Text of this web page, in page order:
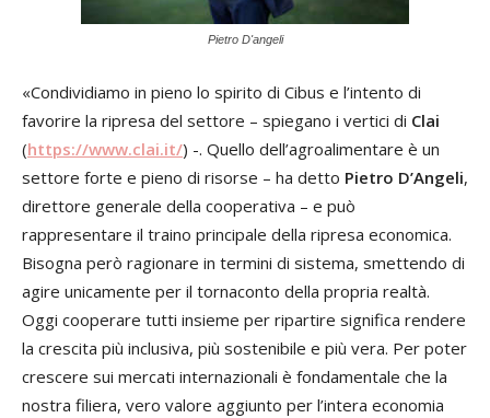
Pietro D'angeli
«Condividiamo in pieno lo spirito di Cibus e l’intento di
favorire la ripresa del settore – spiegano i vertici di Clai
(https://www.clai.it/) -. Quello dell’agroalimentare è un
settore forte e pieno di risorse – ha detto Pietro D’Angeli,
direttore generale della cooperativa – e può
rappresentare il traino principale della ripresa economica.
Bisogna però ragionare in termini di sistema, smettendo di
agire unicamente per il tornaconto della propria realtà.
Oggi cooperare tutti insieme per ripartire significa rendere
la crescita più inclusiva, più sostenibile e più vera. Per poter
crescere sui mercati internazionali è fondamentale che la
nostra filiera, vero valore aggiunto per l’intera economia